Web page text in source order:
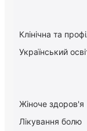
Клінічна та
Український
Жіноче здоров'я
Лікування болю